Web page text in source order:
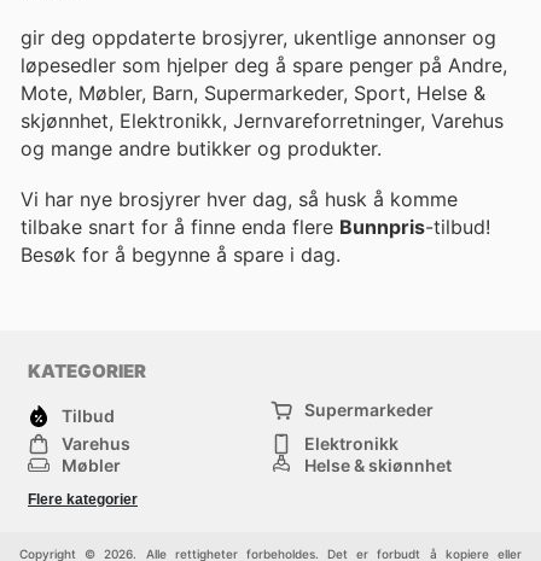
gir deg oppdaterte brosjyrer, ukentlige annonser og
løpesedler som hjelper deg å spare penger på Andre,
Mote, Møbler, Barn, Supermarkeder, Sport, Helse &
skjønnhet, Elektronikk, Jernvareforretninger, Varehus
og mange andre butikker og produkter.
Vi har nye brosjyrer hver dag, så husk å komme
tilbake snart for å finne enda flere Bunnpris-tilbud!
Besøk for å begynne å spare i dag.
KATEGORIER
Tilbud
Supermarkeder
Varehus
Elektronikk
Møbler
Helse & skjønnhet
Sport
Flere kategorier
Copyright © 2026. Alle rettigheter forbeholdes. Det er forbudt å kopiere eller